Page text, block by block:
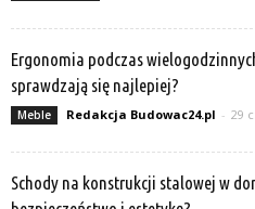
Ergonomia podczas
sprawdzają się najlepiej?
Meble Redakcja Budowac24.pl - 29
Schody na konstrukcji stalowej w